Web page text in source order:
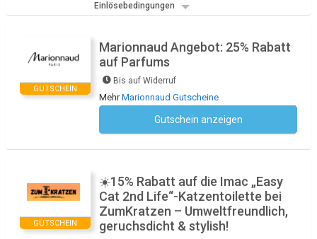
Einlösebedingungen
GUTSCHEIN
Marionnaud Angebot: 25% Rabatt
auf Parfums
Bis auf Widerruf
MehrMarionnaud Gutscheine
Gutschein anzeigen
GUTSCHEIN
☀️15% Rabatt auf die Imac „Easy
Cat 2nd Life“-Katzentoilette bei
ZumKratzen – Umweltfreundlich,
geruchsdicht & stylish!